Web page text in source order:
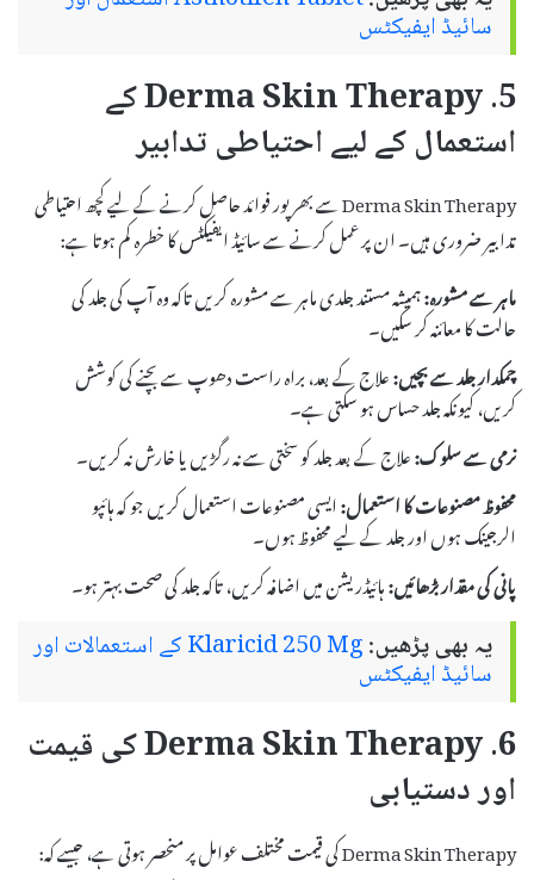
سائیڈ ایفیکٹس
5. Derma Skin Therapy کے
استعمال کے لیے احتیاطی تدابیر
Derma Skin Therapy سے بھرپور فوائد حاصل کرنے کے لیے کچھ احتیاطی
تدابیر ضروری ہیں۔ ان پر عمل کرنے سے سائیڈ ایفیکٹس کا خطرہ کم ہوتا ہے:
ماہر سے مشورہ:ہمیشہ مستند جلدی ماہر سے مشورہ کریں تاکہ وہ آپ کی جلد کی
حالت کا معائنہ کر سکیں۔
چمکدار جلد سے بچیں:علاج کے بعد، براہ راست دھوپ سے بچنے کی کوشش
کریں، کیونکہ جلد حساس ہو سکتی ہے۔
نرمی سے سلوک:علاج کے بعد جلد کو سختی سے نہ رگڑیں یا خارش نہ کریں۔
محفوظ مصنوعات کا استعمال:ایسی مصنوعات استعمال کریں جو کہ ہائپو
الرجینک ہوں اور جلد کے لیے محفوظ ہوں۔
پانی کی مقدار بڑھائیں:ہائیڈریشن میں اضافہ کریں، تاکہ جلد کی صحت بہتر ہو۔
یہ بھی پڑھیں: Klaricid 250 Mg کے استعمالات اور
سائیڈ ایفیکٹس
6. Derma Skin Therapy کی قیمت
اور دستیابی
Derma Skin Therapy کی قیمت مختلف عوامل پر منحصر ہوتی ہے، جیسے کہ: